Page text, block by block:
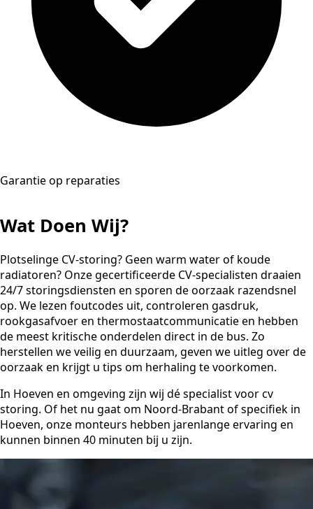
Garantie op reparaties
Wat Doen Wij?
Plotselinge CV-storing? Geen warm water of koude
radiatoren? Onze gecertificeerde CV-specialisten draaien
24/7 storingsdiensten en sporen de oorzaak razendsnel
op. We lezen foutcodes uit, controleren gasdruk,
rookgasafvoer en thermostaatcommunicatie en hebben
de meest kritische onderdelen direct in de bus. Zo
herstellen we veilig en duurzaam, geven we uitleg over de
oorzaak en krijgt u tips om herhaling te voorkomen.
In Hoeven en omgeving zijn wij dé specialist voor cv
storing. Of het nu gaat om Noord-Brabant of specifiek in
Hoeven, onze monteurs hebben jarenlange ervaring en
kunnen binnen 40 minuten bij u zijn.